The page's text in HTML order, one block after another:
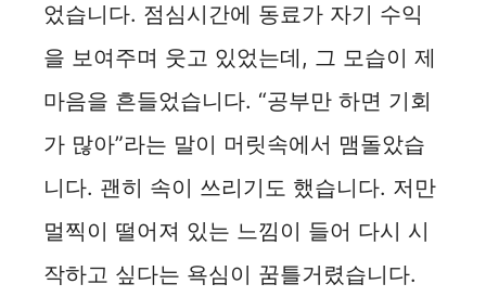
었습니다. 점심시간에 동료가 자기 수익
을 보여주며 웃고 있었는데, 그 모습이 제
마음을 흔들었습니다. “공부만 하면 기회
가 많아”라는 말이 머릿속에서 맴돌았습
니다. 괜히 속이 쓰리기도 했습니다. 저만
멀찍이 떨어져 있는 느낌이 들어 다시 시
작하고 싶다는 욕심이 꿈틀거렸습니다.